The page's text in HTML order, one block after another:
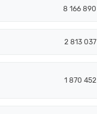
8 166 890
2 813 037
1 870 452